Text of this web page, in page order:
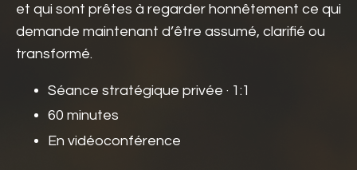
et qui sont prêtes à regarder honnêtement ce qui
demande maintenant d’être assumé, clarifié ou
transformé.
Séance stratégique privée · 1:1
60 minutes
En vidéoconférence